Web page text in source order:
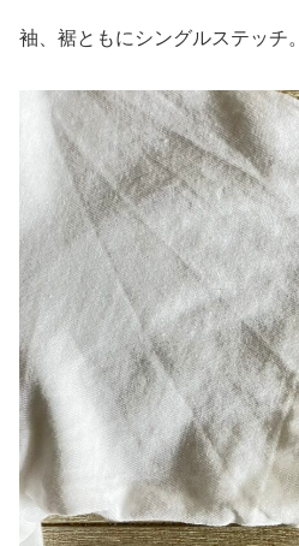
袖、裾ともにシングルステッチ。